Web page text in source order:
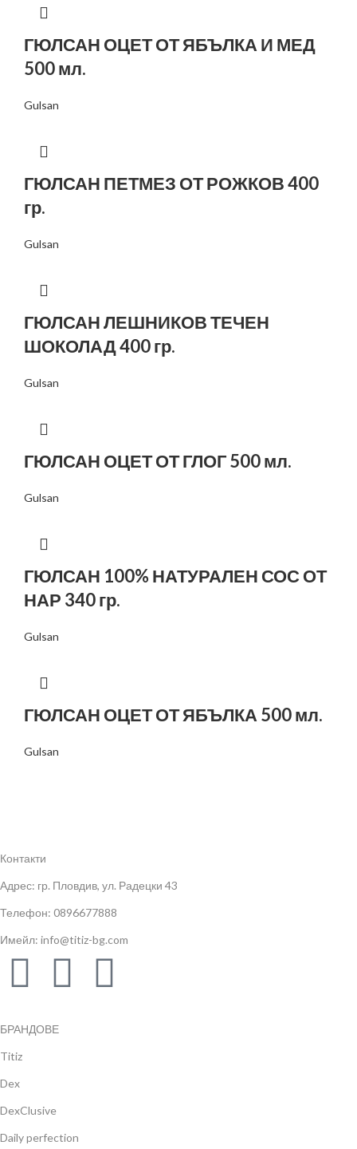
ГЮЛСАН ОЦЕТ ОТ ЯБЪЛКА И МЕД
500 мл.
Gulsan
ГЮЛСАН ПЕТМЕЗ ОТ РОЖКОВ 400
гр.
Gulsan
ГЮЛСАН ЛЕШНИКОВ ТЕЧЕН
ШОКОЛАД 400 гр.
Gulsan
ГЮЛСАН ОЦЕТ ОТ ГЛОГ 500 мл.
Gulsan
ГЮЛСАН 100% НАТУРАЛЕН СОС ОТ
НАР 340 гр.
Gulsan
ГЮЛСАН ОЦЕТ ОТ ЯБЪЛКА 500 мл.
Gulsan
Контакти
Адрес: гр. Пловдив, ул. Радецки 43
Телефон: 0896677888
Имейл: info@titiz-bg.com
БРАНДОВЕ
Titiz
Dex
DexClusive
Daily perfection